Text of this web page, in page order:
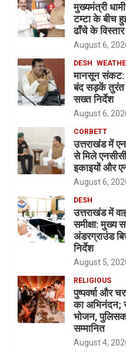
मुख्यमंत्री
टम्टा के बीच
ढाँचे के
August 6,
DESH
मानसून संकट:
बंद सड़कें तुरंत
सख्त निर्देश
August 6,
CORBETT
उत्तराखंड में
से मिले
इकाइयों और
August 6,
DESH
उत्तराखंड में
समीक्षा: मुख्य
अंडरग्राउंड
निर्देश
August 5,
RELIGIOUS
पुष्पवर्षा और
का अभिनंदन;
भोजन,
सम्मानित
August 4,